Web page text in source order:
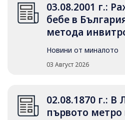
03.08.2001 г.:
бебе в
метода
Новини от миналото
03 Август 2026
02.08.1870 г.:
първото метро